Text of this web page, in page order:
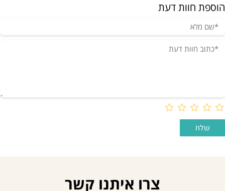
הוספת חוות דעת
צרו איתנו קשר